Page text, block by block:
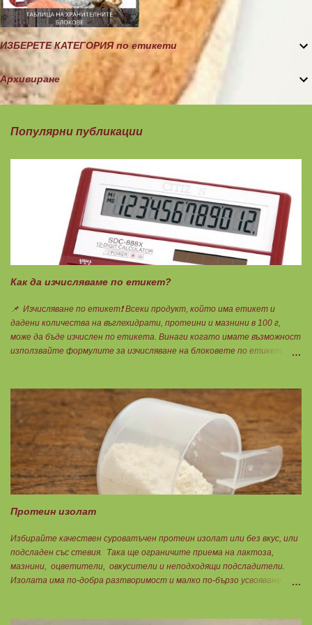
ИЗБЕРЕТЕ КАТЕГОРИЯ по етикети
Архивиране
Популярни публикации
Как да изчисляваме по етикет?
📌 Изчисляване по етикет❗ Всеки продукт, който има етикет и
дадени количества на въглехидрати, протеини и мазнини в 100 г,
може да бъде изчислен по етикета. Винаги когато имате възможност
използвайте формулите за изчисляване на блоковете по етикет:
въглехидрати в 100 г = количеството въглехидрати за 1 блок.
Мазнини: 150 : количеството мазнини в 100 г продукт = мазнините за
1 блок.
Протеин изолат
Избирайте качествен суроватъчен протеин изолат или без вкус, или
подсладен със стевия. Така ще ограничите приема на лактоза,
мазнини, оцветители, овкусители и неподходящи подсладители.
Изолата има по-добра разтворимост и малко по-бързо усвояване.